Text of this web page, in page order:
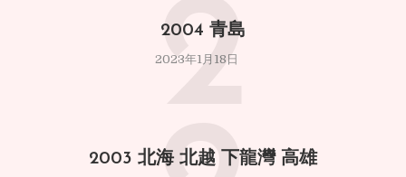
2004 青島
2023年1月18日
2
2003 北海 北越 下龍灣 高雄